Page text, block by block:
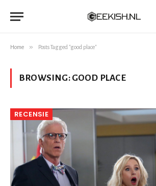
Home » Posts Tagged "good place"
BROWSING: GOOD PLACE
RECENSIE